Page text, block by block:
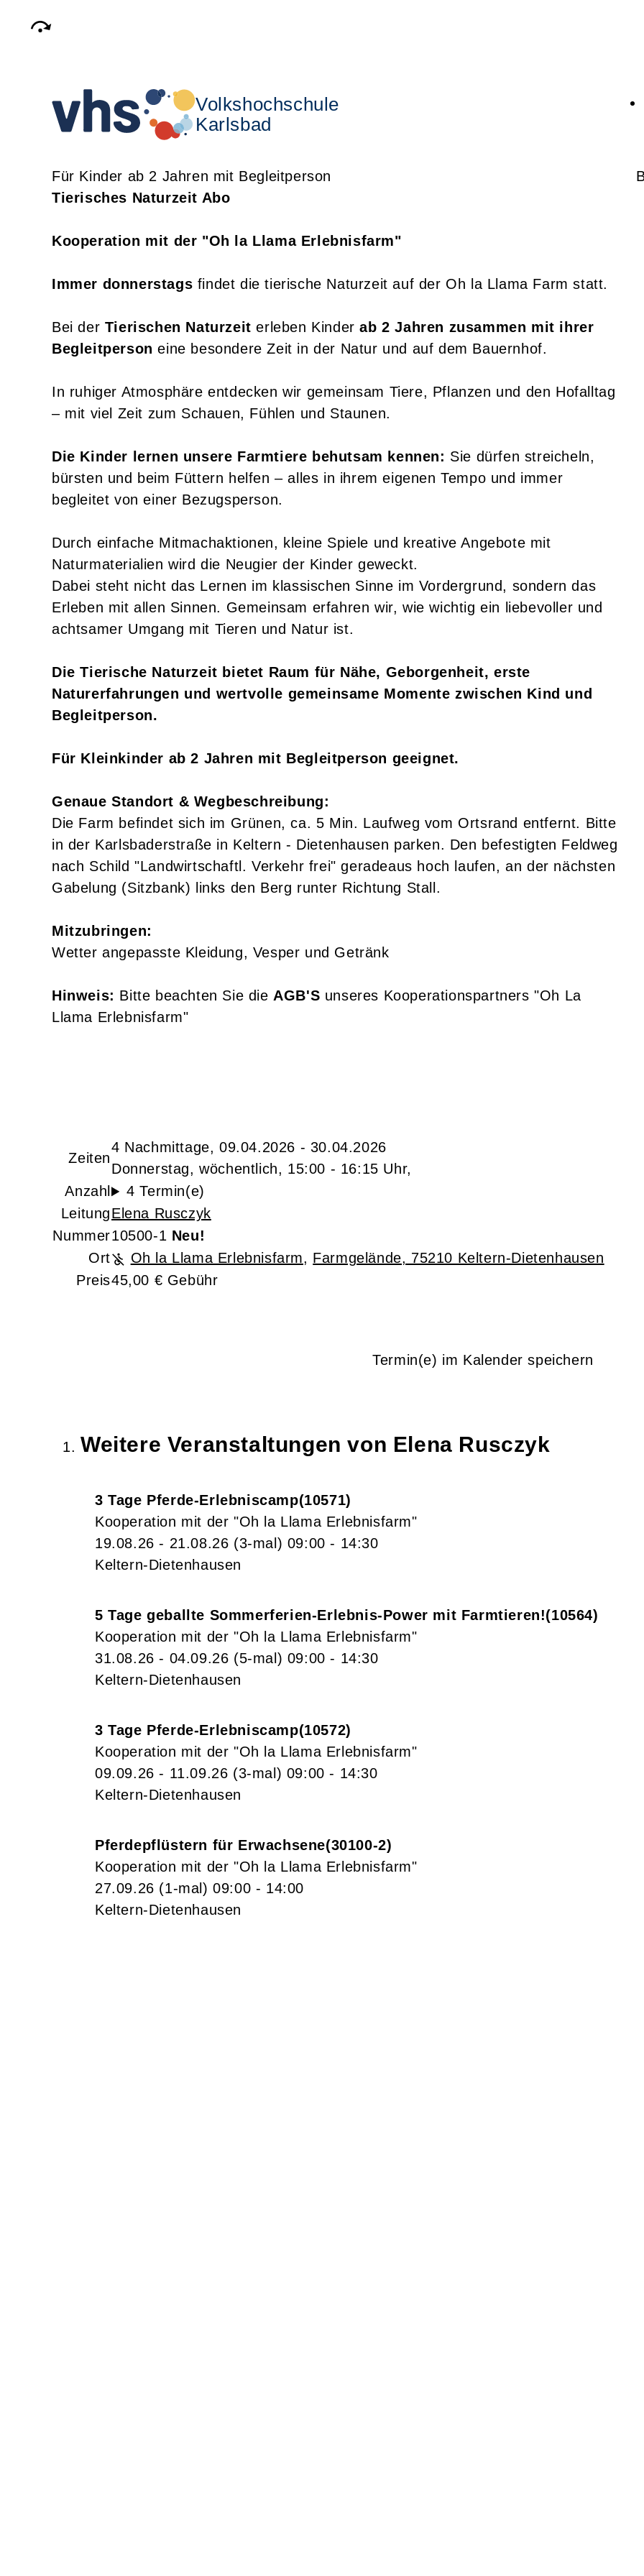
Volkshochschule
Karlsbad
Für Kinder ab 2 Jahren mit Begleitperson
Tierisches Naturzeit Abo
Kooperation mit der "Oh la Llama Erlebnisfarm"
Immer donnerstags findet die tierische Naturzeit auf der Oh la Llama Farm statt.
Bei der Tierischen Naturzeiterleben Kinderab 2 Jahren zusammen mit ihrer
Begleitpersoneine besondere Zeit in der Natur und auf dem Bauernhof.
In ruhiger Atmosphäre entdecken wir gemeinsam Tiere, Pflanzen und den Hofalltag
– mit viel Zeit zum Schauen, Fühlen und Staunen.
Die Kinder lernen unsere Farmtiere behutsam kennen: Sie dürfen streicheln,
bürsten und beim Füttern helfen – alles in ihrem eigenen Tempo und immer
begleitet von einer Bezugsperson.
Durch einfache Mitmachaktionen, kleine Spiele und kreative Angebote mit
Naturmaterialien wird die Neugier der Kinder geweckt.
Dabei steht nicht das Lernen im klassischen Sinne im Vordergrund, sondern das
Erleben mit allen Sinnen. Gemeinsam erfahren wir, wie wichtig ein liebevoller und
achtsamer Umgang mit Tieren und Natur ist.
Die Tierische Naturzeit bietet Raum für Nähe, Geborgenheit, erste
Naturerfahrungen und wertvolle gemeinsame Momente zwischen Kind und
Begleitperson.
Für Kleinkinder ab 2 Jahren mit Begleitperson geeignet.
Genaue Standort & Wegbeschreibung:
Die Farm befindet sich im Grünen, ca. 5 Min. Laufweg vom Ortsrand entfernt. Bitte
in der Karlsbaderstraße in Keltern - Dietenhausen parken. Den befestigten Feldweg
nach Schild "Landwirtschaftl. Verkehr frei" geradeaus hoch laufen, an der nächsten
Gabelung (Sitzbank) links den Berg runter Richtung Stall.
Mitzubringen:
Wetter angepasste Kleidung, Vesper und Getränk
Hinweis: Bitte beachten Sie dieAGB'S unseres Kooperationspartners "Oh La
Llama Erlebnisfarm"
Zeiten
4 Nachmittage, 09.04.2026 - 30.04.2026
Donnerstag, wöchentlich, 15:00 - 16:15 Uhr,
Anzahl
4 Termin(e)
LeitungElena Rusczyk
Nummer10500-1 Neu!
Ort
Oh la Llama Erlebnisfarm, Farmgelände, 75210 Keltern-Dietenhausen
Preis45,00 € Gebühr
Termin(e) im Kalender speichern
Weitere Veranstaltungen von Elena Rusczyk
3 Tage Pferde-Erlebniscamp 10571
Kooperation mit der "Oh la Llama Erlebnisfarm"
19.08.26 - 21.08.26 (3-mal) 09:00 - 14:30
Keltern-Dietenhausen
5 Tage geballte Sommerferien-Erlebnis-Power mit Farmtieren! 10564
Kooperation mit der "Oh la Llama Erlebnisfarm"
31.08.26 - 04.09.26 (5-mal) 09:00 - 14:30
Keltern-Dietenhausen
3 Tage Pferde-Erlebniscamp 10572
Kooperation mit der "Oh la Llama Erlebnisfarm"
09.09.26 - 11.09.26 (3-mal) 09:00 - 14:30
Keltern-Dietenhausen
Pferdepflüstern für Erwachsene 30100-2
Kooperation mit der "Oh la Llama Erlebnisfarm"
27.09.26 (1-mal)09:00 - 14:00
Keltern-Dietenhausen